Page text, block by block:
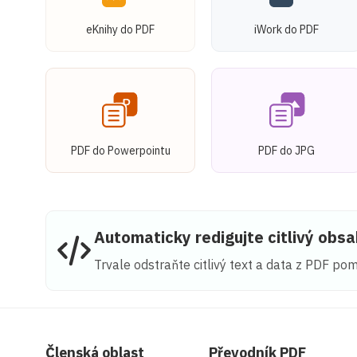
eKnihy do PDF iWork do PDF
PDF do Powerpointu PDF do JPG
Automaticky redigujte citlivý
Trvale odstraňte citlivý text a data z PDF
Členská oblast Převodník PDF